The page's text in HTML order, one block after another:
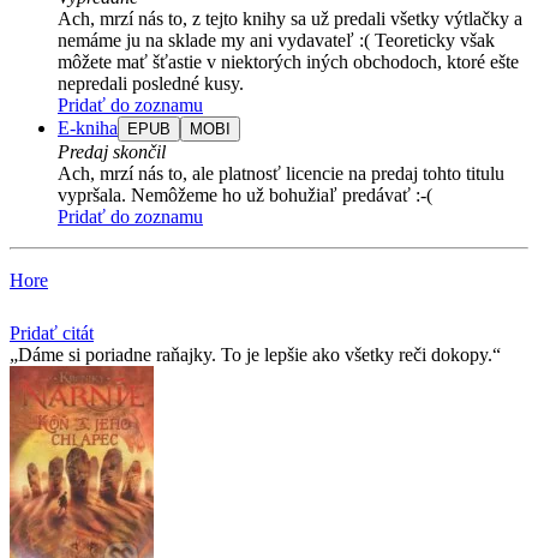
Ach, mrzí nás to, z tejto knihy sa už predali všetky výtlačky a
nemáme ju na sklade my ani vydavateľ :( Teoreticky však
môžete mať šťastie v niektorých iných obchodoch, ktoré ešte
nepredali posledné kusy.
Pridať do zoznamu
E-kniha
EPUB MOBI
Predaj skončil
Ach, mrzí nás to, ale platnosť licencie na predaj tohto titulu
vypršala. Nemôžeme ho už bohužiaľ predávať :-(
Pridať do zoznamu
Hore
Pridať citát
Dáme si poriadne raňajky. To je lepšie ako všetky reči dokopy.